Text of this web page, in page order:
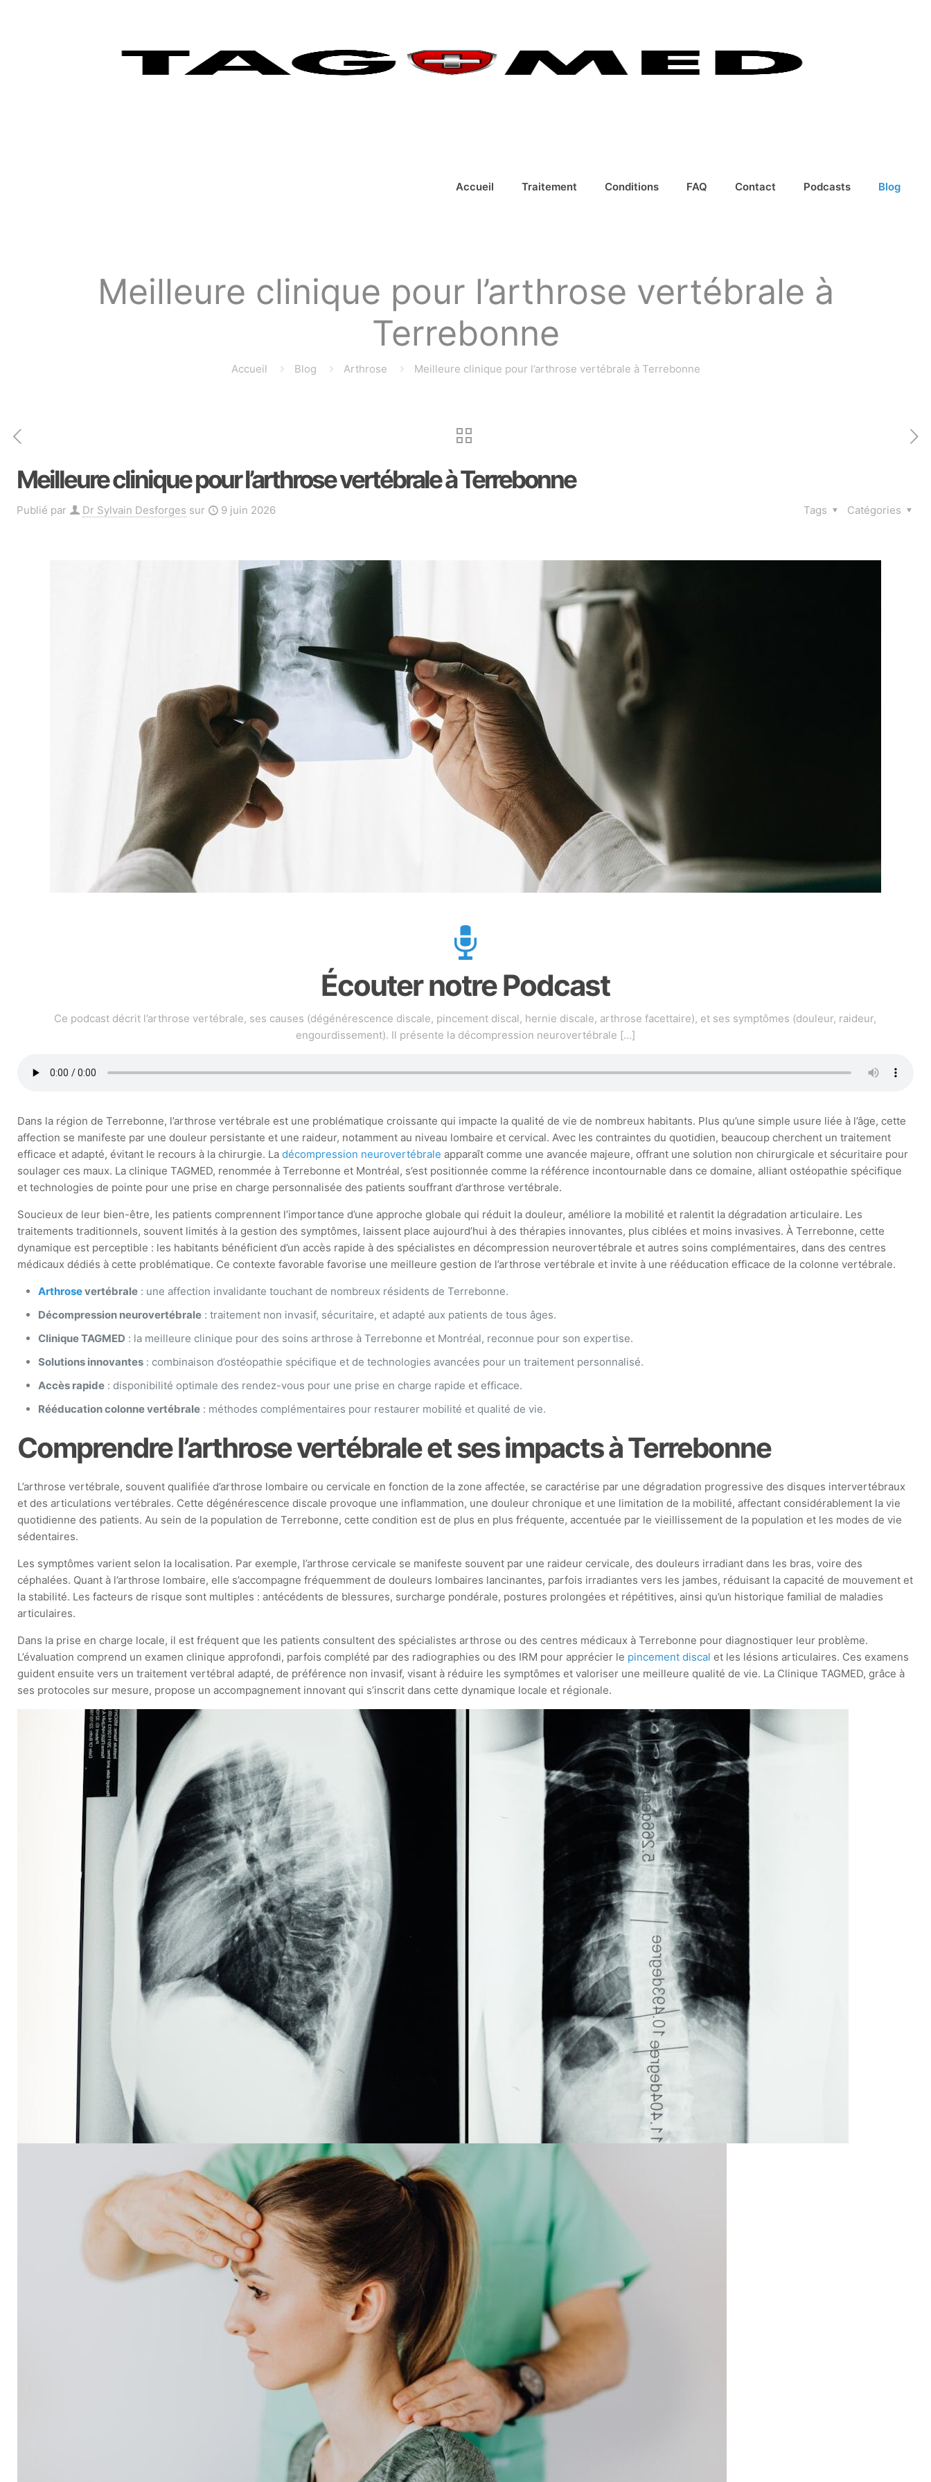
Accueil Traitement Conditions FAQ Contact Podcasts Blog
Meilleure clinique pour l’arthrose vertébrale à
Terrebonne
Accueil Blog Arthrose Meilleure clinique pour l’arthrose vertébrale à Terrebonne
Meilleure clinique pour l’arthrose vertébrale à Terrebonne
Publié par Dr Sylvain Desforges sur 9 juin 2026 Catégories
Tags
Écouter notre Podcast
Ce podcast décrit l’arthrose vertébrale, ses causes (dégénérescence discale, pincement discal, hernie discale, arthrose facettaire), et ses symptômes (douleur, raideur,
engourdissement). Il présente la décompression neurovertébrale […]
Dans la région de Terrebonne, l’arthrose vertébrale est une problématique croissante qui impacte la qualité de vie de nombreux habitants. Plus qu’une simple usure liée à l’âge, cette
affection se manifeste par une douleur persistante et une raideur, notamment au niveau lombaire et cervical. Avec les contraintes du quotidien, beaucoup cherchent un traitement
efficace et adapté, évitant le recours à la chirurgie. Ladécompression neurovertébrale apparaît comme une avancée majeure, offrant une solution non chirurgicale et sécuritaire pour
soulager ces maux. La clinique TAGMED, renommée à Terrebonne et Montréal, s’est positionnée comme la référence incontournable dans ce domaine, alliant ostéopathie spécifique
et technologies de pointe pour une prise en charge personnalisée des patients souffrant d’arthrose vertébrale.
Soucieux de leur bien-être, les patients comprennent l’importance d’une approche globale qui réduit la douleur, améliore la mobilité et ralentit la dégradation articulaire. Les
traitements traditionnels, souvent limités à la gestion des symptômes, laissent place aujourd’hui à des thérapies innovantes, plus ciblées et moins invasives. À Terrebonne, cette
dynamique est perceptible : les habitants bénéficient d’un accès rapide à des spécialistes en décompression neurovertébrale et autres soins complémentaires, dans des centres
médicaux dédiés à cette problématique. Ce contexte favorable favorise une meilleure gestion de l’arthrose vertébrale et invite à une rééducation efficace de la colonne vertébrale.
Arthrosevertébrale : une affection invalidante touchant de nombreux résidents de Terrebonne.
Décompression neurovertébrale : traitement non invasif, sécuritaire, et adapté aux patients de tous âges.
Clinique TAGMED : la meilleure clinique pour des soins arthrose à Terrebonne et Montréal, reconnue pour son expertise.
Solutions innovantes : combinaison d’ostéopathie spécifique et de technologies avancées pour un traitement personnalisé.
Accès rapide : disponibilité optimale des rendez-vous pour une prise en charge rapide et efficace.
Rééducation colonne vertébrale : méthodes complémentaires pour restaurer mobilité et qualité de vie.
Comprendre l’arthrose vertébrale et ses impacts à Terrebonne
L’arthrose vertébrale, souvent qualifiée d’arthrose lombaire ou cervicale en fonction de la zone affectée, se caractérise par une dégradation progressive des disques intervertébraux
et des articulations vertébrales. Cette dégénérescence discale provoque une inflammation, une douleur chronique et une limitation de la mobilité, affectant considérablement la vie
quotidienne des patients. Au sein de la population de Terrebonne, cette condition est de plus en plus fréquente, accentuée par le vieillissement de la population et les modes de vie
sédentaires.
Les symptômes varient selon la localisation. Par exemple, l’arthrose cervicale se manifeste souvent par une raideur cervicale, des douleurs irradiant dans les bras, voire des
céphalées. Quant à l’arthrose lombaire, elle s’accompagne fréquemment de douleurs lombaires lancinantes, parfois irradiantes vers les jambes, réduisant la capacité de mouvement et
la stabilité. Les facteurs de risque sont multiples : antécédents de blessures, surcharge pondérale, postures prolongées et répétitives, ainsi qu’un historique familial de maladies
articulaires.
Dans la prise en charge locale, il est fréquent que les patients consultent des spécialistes arthrose ou des centres médicaux à Terrebonne pour diagnostiquer leur problème.
L’évaluation comprend un examen clinique approfondi, parfois complété par des radiographies ou des IRM pour apprécier le pincement discal et les lésions articulaires. Ces examens
guident ensuite vers un traitement vertébral adapté, de préférence non invasif, visant à réduire les symptômes et valoriser une meilleure qualité de vie. La Clinique TAGMED, grâce à
ses protocoles sur mesure, propose un accompagnement innovant qui s’inscrit dans cette dynamique locale et régionale.